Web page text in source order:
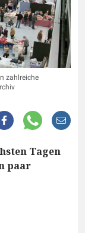
zahlreiche
Tagen
paar